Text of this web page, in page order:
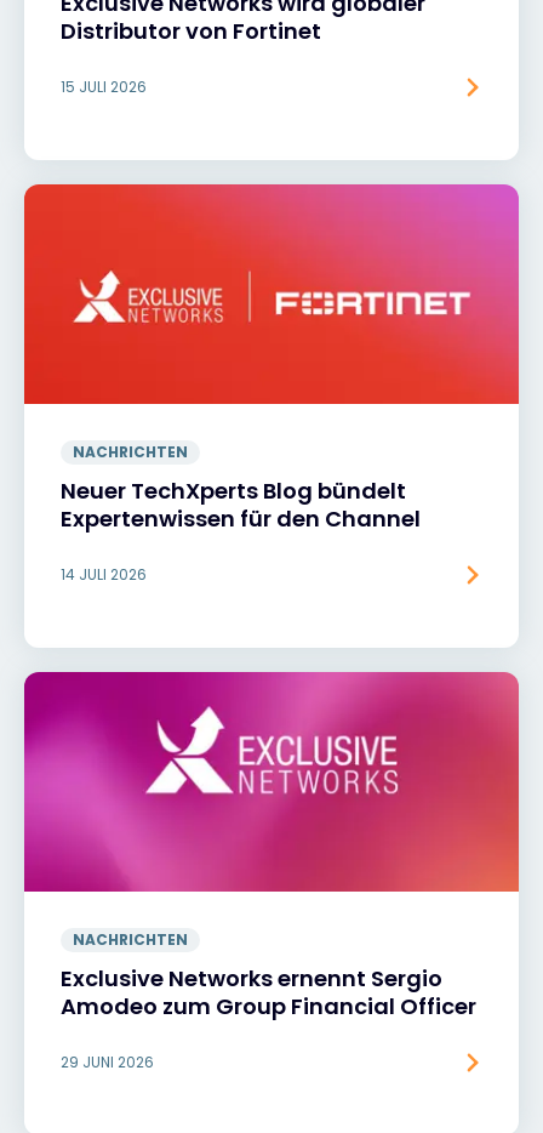
Distributor von Fortinet
15 JULI 2026
NACHRICHTEN
Neuer TechXperts Blog bündelt
Expertenwissen für den Channel
14 JULI 2026
NACHRICHTEN
Exclusive Networks ernennt Sergio
Amodeo zum Group Financial Officer
29 JUNI 2026